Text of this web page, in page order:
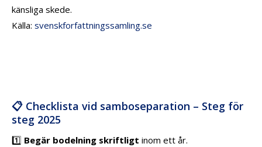
känsliga skede.
Källa: svenskforfattningssamling.se
📋 Checklista vid samboseparation – Steg för
steg 2025
1️⃣ Begär bodelning skriftligt inom ett år.